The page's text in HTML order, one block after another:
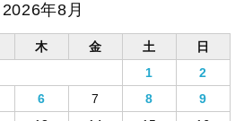
2026年8月
木 金 土
日
1
2
6 7 8
9